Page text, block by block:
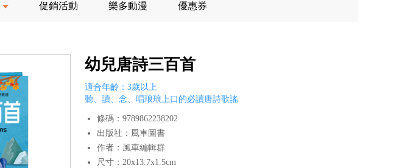
促銷活動 樂多動漫 優惠券
幼兒唐詩三百首
適合年齡：3歲以上
聽、讀、念、唱琅琅上口的必讀唐詩歌謠
條碼：9789862238202
出版社：風車圖書
作者：風車編輯群
尺寸：20x13.7x1.5cm